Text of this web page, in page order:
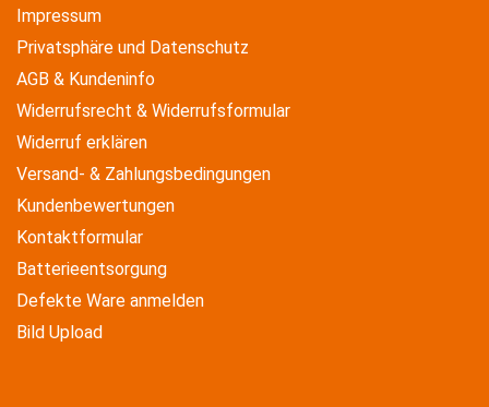
Impressum
Privatsphäre und Datenschutz
AGB & Kundeninfo
Widerrufsrecht & Widerrufsformular
Widerruf erklären
Versand- & Zahlungsbedingungen
Kundenbewertungen
Kontaktformular
Batterieentsorgung
Defekte Ware anmelden
Bild Upload